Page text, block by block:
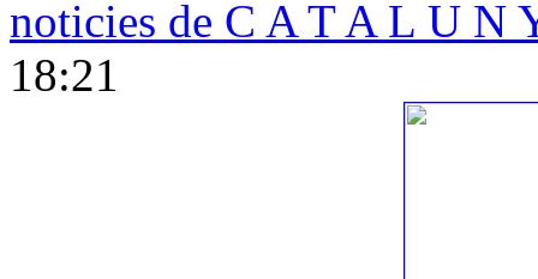
noticies de C A T A L U N
18:21